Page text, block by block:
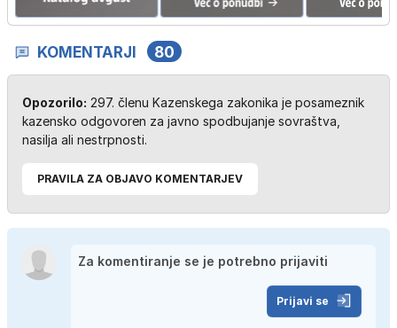
KOMENTARJI 80
Opozorilo: 297. členu Kazenskega zakonika je posameznik
kazensko odgovoren za javno spodbujanje sovraštva,
nasilja ali nestrpnosti.
PRAVILA ZA OBJAVO KOMENTARJEV
Prijavi se